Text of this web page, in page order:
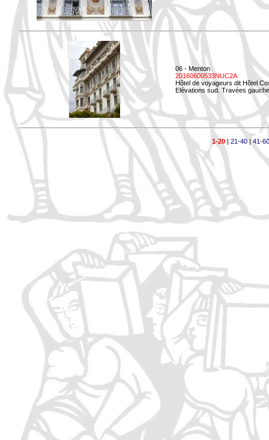
06 - Menton
20160600533NUC2A
Hôtel de voyageurs dit Hôtel
Elévations sud. Travées
1-20 | 21-40| 41-60